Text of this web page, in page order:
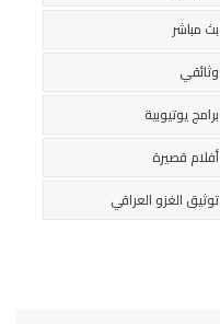
بث مباشر
وثائقي
برامج يوتيوبية
أفلام قصيرة
توثيق الغزو العراقي